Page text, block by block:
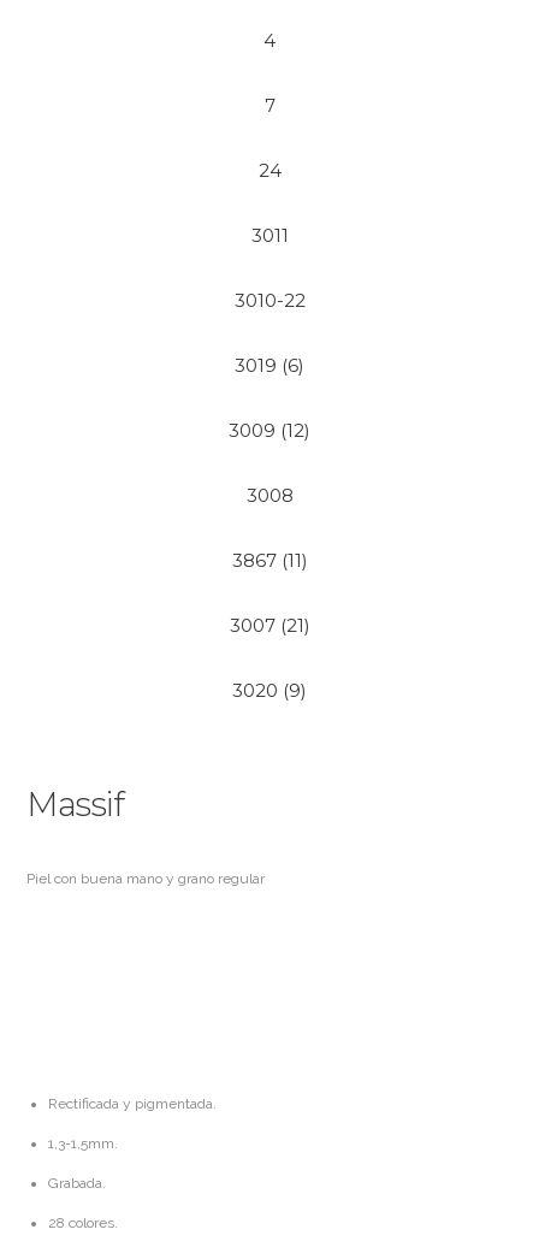
4
7
24
3011
3010-22
3019 (6)
3009 (12)
3008
3867 (11)
3007 (21)
3020 (9)
Massif
Piel con buena mano y grano regular
Rectificada y pigmentada.
1,3-1,5mm.
Grabada.
28 colores.